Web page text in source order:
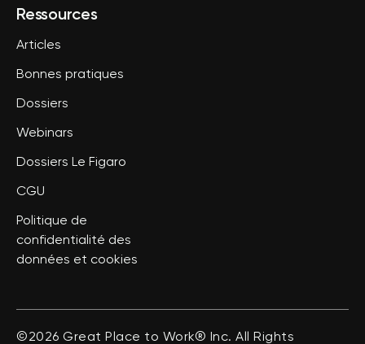
Ressources
Articles
Bonnes pratiques
Dossiers
Webinars
Dossiers Le Figaro
CGU
Politique de
confidentialité des
données et cookies
©2026 Great Place to Work® Inc. All Rights